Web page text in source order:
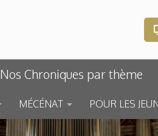
Nos Chroniques par thème
MÉCÉNAT POUR LES